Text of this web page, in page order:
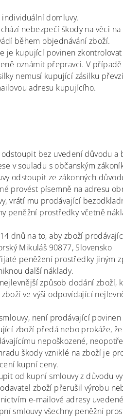
domluvy.
nebezpečí škody na věci
během objednávání zboží.
je kupující povinen
oznámit přepravci. V
nemusí kupující zásilku
adresu kupujícího.
bez uvedení důvodu a
v souladu s občanským
odstoupit ze zákonných
provést písemně na adresu
vrátí mu prodávající
peněžní prostředky včetně
14 dnů na to, abyzboží
Mikuláš 90877, Slovensko
peněžení prostředky jiným
další náklady.
způsob dodání
ve výši odpovídající
není prodávající
zboží předá nebo prokáže,
nepoškozené,
škody vzniklé na zboží je
kupní ceny.
od kupní smlouvy z důvodu
zboží přerušil výrobu
e-mailové adresy
smlouvy všechny peněžní